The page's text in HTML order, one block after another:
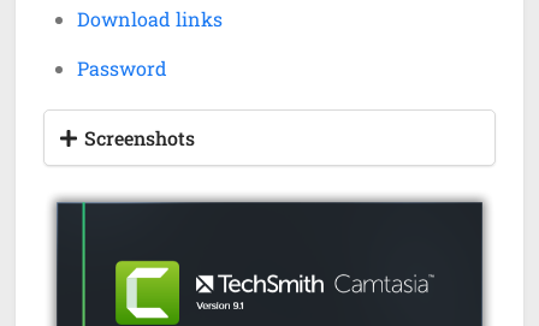
Download links
Password
Screenshots